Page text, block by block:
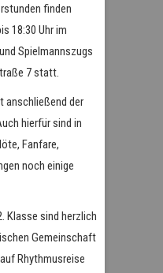
finden
18:30 Uhr im
Spielmannszugs
7 statt.
anschließend der
hierfür sind in
Fanfare,
noch einige
Klasse sind herzlich
Gemeinschaft
Rhythmusreise